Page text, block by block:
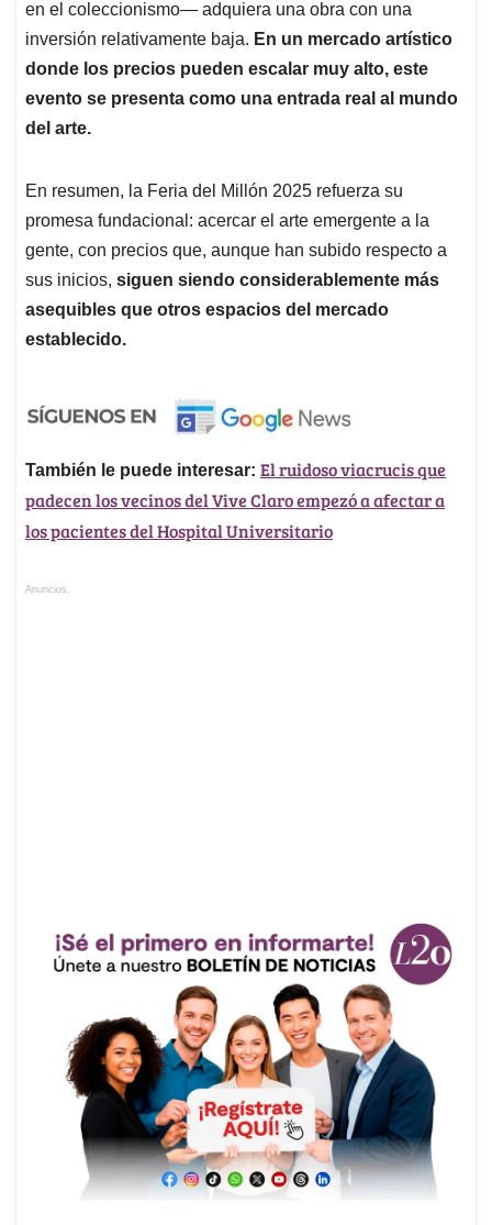
en el coleccionismo— adquiera una obra con una
inversión relativamente baja. En un mercado artístico
donde los precios pueden escalar muy alto, este
evento se presenta como una entrada real al mundo
del arte.
En resumen, la Feria del Millón 2025 refuerza su
promesa fundacional: acercar el arte emergente a la
gente, con precios que, aunque han subido respecto a
sus inicios, siguen siendo considerablemente más
asequibles que otros espacios del mercado
establecido.
También le puede interesar: El ruidoso viacrucis que
padecen los vecinos del Vive Claro empezó a afectar a
los pacientes del Hospital Universitario
Anuncios.